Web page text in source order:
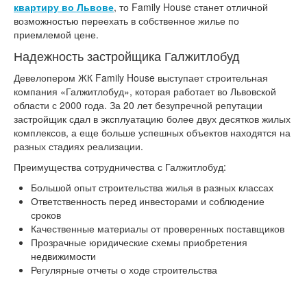
квартиру во Львове, то Family House станет отличной
возможностью переехать в собственное жилье по
приемлемой цене.
Надежность застройщика Галжитлобуд
Девелопером ЖК Family House выступает строительная
компания «Галжитлобуд», которая работает во Львовской
области с 2000 года. За 20 лет безупречной репутации
застройщик сдал в эксплуатацию более двух десятков жилых
комплексов, а еще больше успешных объектов находятся на
разных стадиях реализации.
Преимущества сотрудничества с Галжитлобуд:
Большой опыт строительства жилья в разных классах
Ответственность перед инвесторами и соблюдение
сроков
Качественные материалы от проверенных поставщиков
Прозрачные юридические схемы приобретения
недвижимости
Регулярные отчеты о ходе строительства